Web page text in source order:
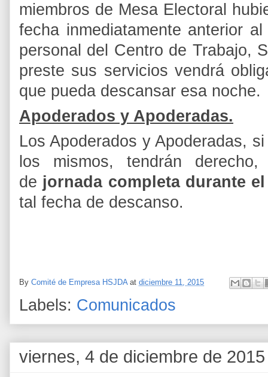
miembros de Mesa Electoral
fecha inmediatamente anterior
personal del Centro de Trabajo,
preste sus servicios vendrá
que pueda descansar esa noche.
Apoderados y Apoderadas.
Los Apoderados y Apoderadas,
los mismos, tendrán
de jornada completa durante
tal fecha de descanso.
By Comité de Empresa HSJDA at diciembre 11, 2015
Labels: Comunicados
viernes, 4 de diciembre de 2015